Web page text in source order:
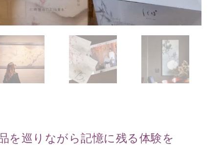
を巡りながら記憶に残る体験を